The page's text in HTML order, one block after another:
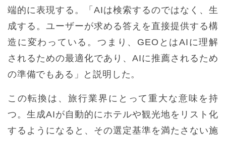
端的に表現する。「AIは検索するのではなく、生
成する。ユーザーが求める答えを直接提供する構
造に変わっている。つまり、GEOとはAIに理解
されるための最適化であり、AIに推薦されるため
の準備でもある」と説明した。
この転換は、旅行業界にとって重大な意味を持
つ。生成AIが自動的にホテルや観光地をリスト化
するようになると、その選定基準を満たさない施